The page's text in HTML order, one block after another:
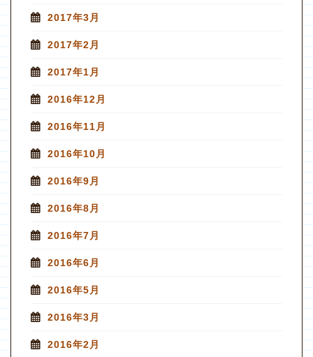
2017年3月
2017年2月
2017年1月
2016年12月
2016年11月
2016年10月
2016年9月
2016年8月
2016年7月
2016年6月
2016年5月
2016年3月
2016年2月